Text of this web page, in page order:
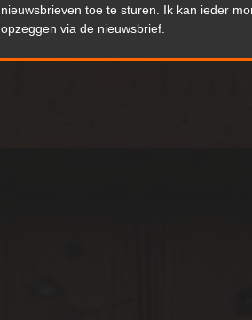
nieuwsbrieven toe te sturen. Ik kan ieder
opzeggen via de nieuwsbrief.